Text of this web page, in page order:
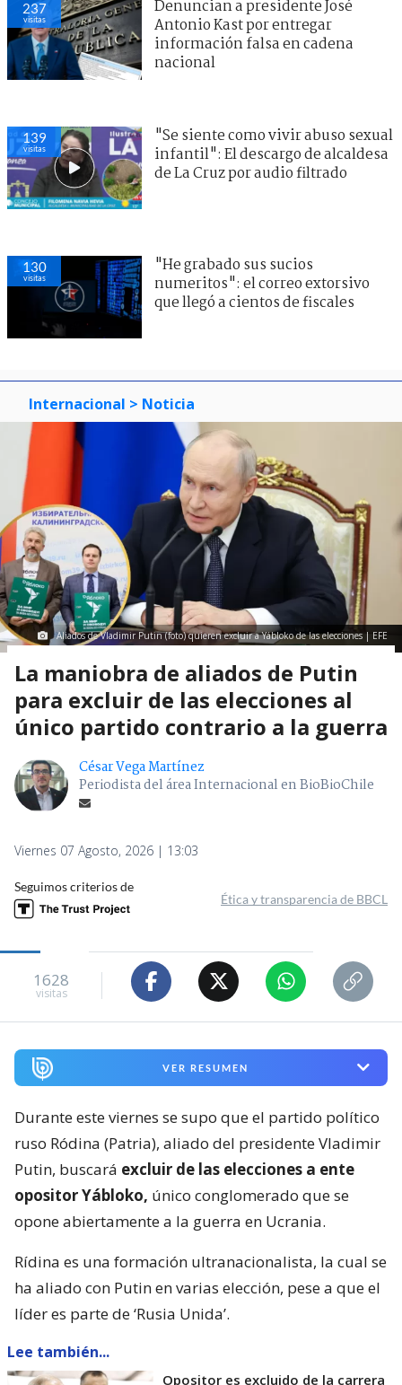
237
visitas
Denuncian a presidente José
Antonio Kast por entregar
información falsa en cadena
nacional
139
visitas
"Se siente como vivir abuso sexual
infantil": El descargo de alcaldesa
de La Cruz por audio filtrado
130
visitas
"He grabado sus sucios
numeritos": el correo extorsivo
que llegó a cientos de fiscales
Internacional > Noticia
Aliados de Vladimir Putin (foto) quieren excluir a Yábloko de las elecciones | EFE
La maniobra de aliados de Putin
para excluir de las elecciones al
único partido contrario a la guerra
César Vega Martínez
Periodista del área Internacional en BioBioChile
Viernes 07 Agosto, 2026 | 13:03
Seguimos criterios de
Ética y transparencia de BBCL
1628
visitas
VER RESUMEN
Durante este viernes se supo que el partido político
ruso Ródina (Patria), aliado del presidente Vladimir
Putin, buscará excluir de las elecciones a ente
opositor Yábloko, único conglomerado que se
opone abiertamente a la guerra en Ucrania.
Rídina es una formación ultranacionalista, la cual se
ha aliado con Putin en varias elección, pese a que el
líder es parte de ‘Rusia Unida’.
Lee también...
Opositor es excluido de la carrera